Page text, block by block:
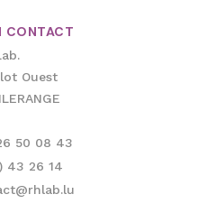
CONTACT
Ouest
50 08 43
43 26 14